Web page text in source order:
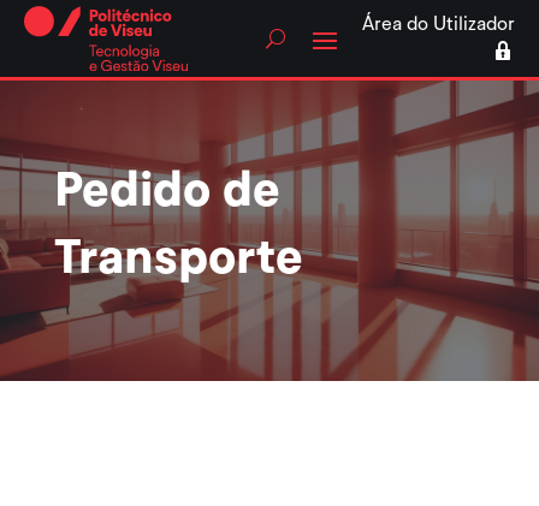
Skip
Área do Utilizador
Pedido de
Transporte